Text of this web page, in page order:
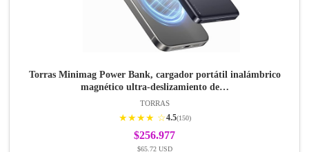
Torras Minimag Power Bank, cargador portátil inalámbrico
magnético ultra-deslizamiento de…
TORRAS
★★★★ ☆4.5(150)
$256.977
$65.72 USD